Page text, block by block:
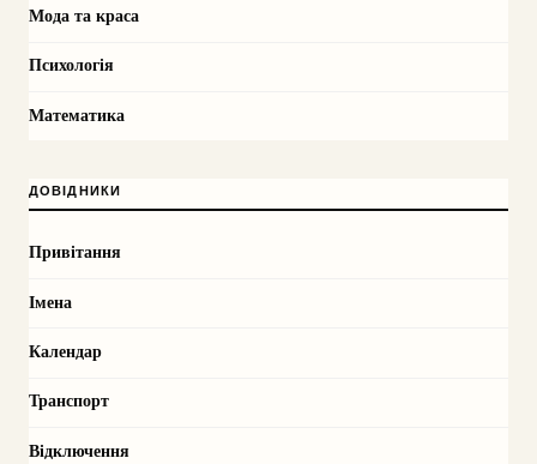
Мода та краса
Психологія
Математика
ДОВІДНИКИ
Привітання
Імена
Календар
Транспорт
Відключення